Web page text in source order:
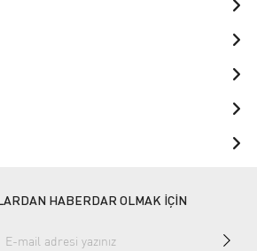
HABERDAR OLMAK İÇİN